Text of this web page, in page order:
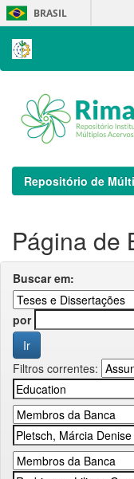
Skip
navigation
BRASIL
Repositório de
Página de
Buscar em:
por
Filtros correntes: